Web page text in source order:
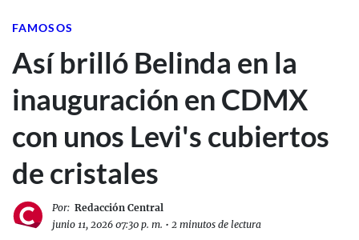
FAMOSOS
Así brilló Belinda en la
inauguración en CDMX
con unos Levi's cubiertos
de cristales
Por: Redacción Central
junio 11, 2026 07:30 p. m. • 2 minutos de lectura